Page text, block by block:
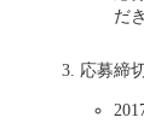
だ
応募締切